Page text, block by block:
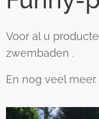
Voor al u
zwembaden .
En nog veel meer.